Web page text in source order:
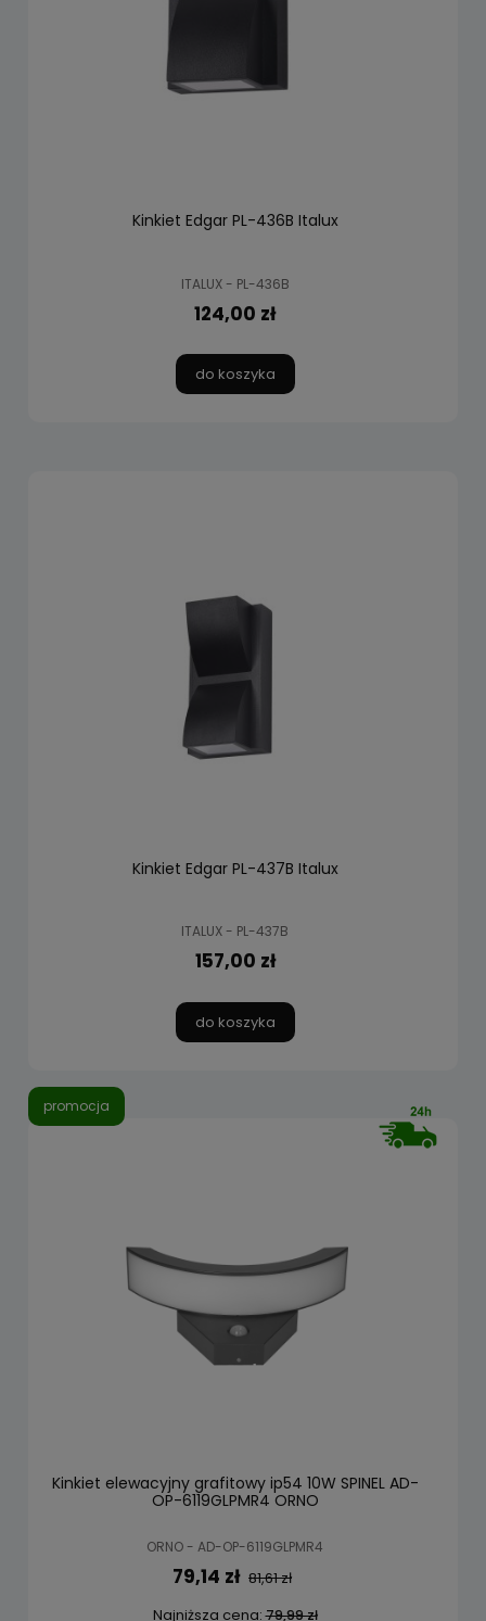
Kinkiet Edgar PL-436B Italux
ITALUX - PL-436B
124,00 zł
do koszyka
Kinkiet Edgar PL-437B Italux
ITALUX - PL-437B
157,00 zł
do koszyka
Kinkiet elewacyjny grafitowy ip54 10W SPINEL AD-
OP-6119GLPMR4 ORNO
ORNO - AD-OP-6119GLPMR4
79,14 zł 81,61 zł
Najniższa cena:79,99 zł
promocja